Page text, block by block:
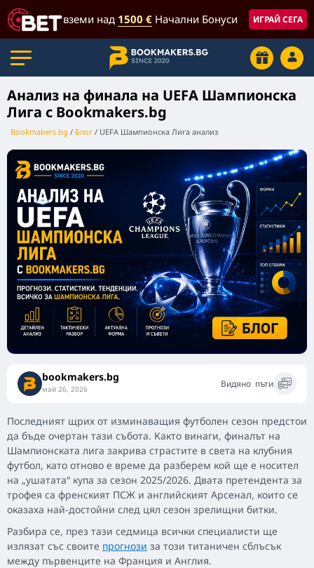
вземи над 1500 € Начални Бонуси ИГРАЙ СЕГА
Анализ на финала на UEFA Шампионска
Лига с Bookmakers.bg
Bookmakers.bg Блог UEFA Шампионска Лига анализ
bookmakers.bg
май 26, 2026 Видяно пъти
Последният щрих от изминаващия футболен сезон предстои
да бъде очертан тази събота. Както винаги, финалът на
Шампионската лига закрива страстите в света на клубния
футбол, като отново е време да разберем кой ще е носител
на „ушатата“ купа за сезон 2025/2026. Двата претендента за
трофея са френският ПСЖ и английският Арсенал, които се
оказаха най-достойни след цял сезон зрелищни битки.
Разбира се, през тази седмица всички специалисти ще
излязат със своите прогнози за този титаничен сблъсък
между първенците на Франция и Англия.